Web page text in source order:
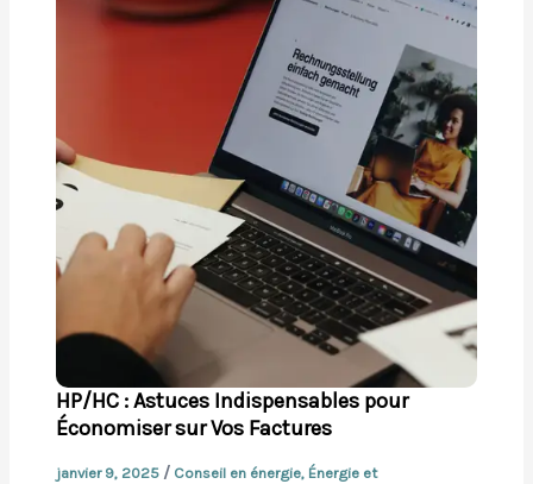
HP/HC : Astuces Indispensables pour
Économiser sur Vos Factures
janvier 9, 2025 / Conseil en énergie, Énergie et